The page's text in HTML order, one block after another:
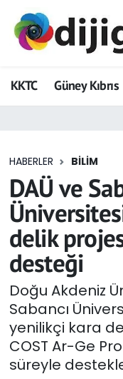
KKTC Güney Kıbrıs
HABERLER BILIM
DAÜ ve
delik
desteği
Doğu Akdeniz
Sabancı
yenilikçi kara
COST Ar-Ge
süreyle
Dijigazete
Eğitim
Ekonomi
Foto Galeri
GEZİ
Güncel
Gündem
Hava
Trafik Durumu
Tüm
Son Dakika
Haber Arşivi